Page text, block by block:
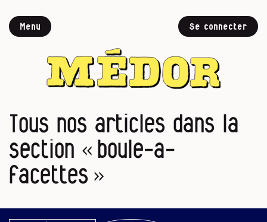
Menu Se connecter
Tous nos articles dans la
section « boule-a-
facettes »